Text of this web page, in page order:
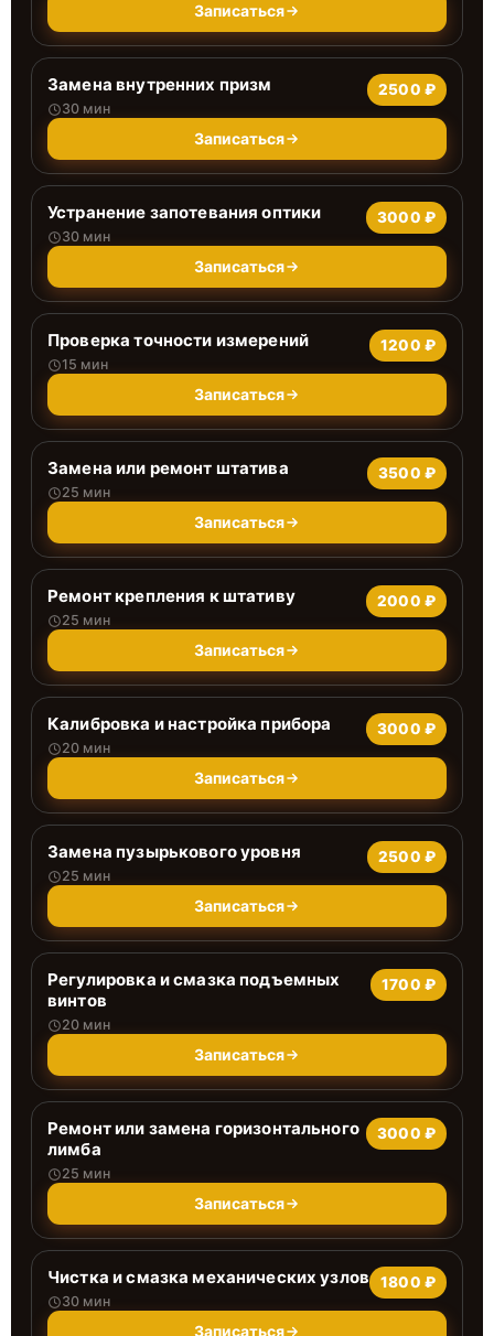
Записаться
Замена внутренних призм
30 мин
2500 ₽
Записаться
Устранение запотевания оптики
30 мин
3000 ₽
Записаться
Проверка точности измерений
15 мин
1200 ₽
Записаться
Замена или ремонт штатива
25 мин
3500 ₽
Записаться
Ремонт крепления к штативу
25 мин
2000 ₽
Записаться
Калибровка и настройка прибора
20 мин
3000 ₽
Записаться
Замена пузырькового уровня
25 мин
2500 ₽
Записаться
Регулировка и смазка подъемных
винтов
20 мин
1700 ₽
Записаться
Ремонт или замена горизонтального
лимба
25 мин
3000 ₽
Записаться
Чистка и смазка механических узлов
30 мин
1800 ₽
Записаться